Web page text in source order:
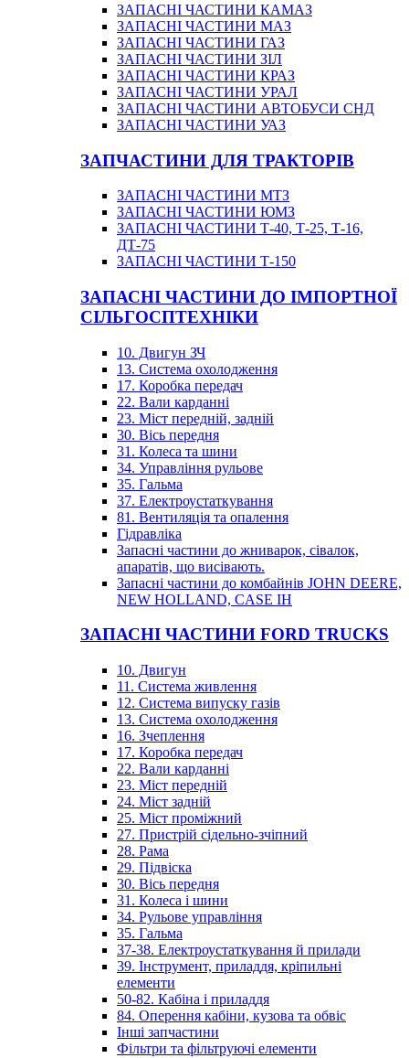
ЗАПАСНІ ЧАСТИНИ КАМАЗ
ЗАПАСНІ ЧАСТИНИ МАЗ
ЗАПАСНІ ЧАСТИНИ ГАЗ
ЗАПАСНІ ЧАСТИНИ ЗІЛ
ЗАПАСНІ ЧАСТИНИ КРАЗ
ЗАПАСНІ ЧАСТИНИ УРАЛ
ЗАПАСНІ ЧАСТИНИ АВТОБУСИ СНД
ЗАПАСНІ ЧАСТИНИ УАЗ
ЗАПЧАСТИНИ ДЛЯ ТРАКТОРІВ
ЗАПАСНІ ЧАСТИНИ МТЗ
ЗАПАСНІ ЧАСТИНИ ЮМЗ
ЗАПАСНІ ЧАСТИНИ Т-40, Т-25, Т-16,
ДТ-75
ЗАПАСНІ ЧАСТИНИ Т-150
ЗАПАСНІ ЧАСТИНИ ДО ІМПОРТНОЇ
СІЛЬГОСПТЕХНІКИ
10. Двигун ЗЧ
13. Система охолодження
17. Коробка передач
22. Вали карданні
23. Міст передній, задній
30. Вісь передня
31. Колеса та шини
34. Управління рульове
35. Гальма
37. Електроустаткування
81. Вентиляція та опалення
Гідравліка
Запасні частини до жниварок, сівалок,
апаратів, що висівають.
Запасні частини до комбайнів JOHN DEERE,
NEW HOLLAND, CASE IH
ЗАПАСНІ ЧАСТИНИ FORD TRUCKS
10. Двигун
11. Система живлення
12. Система випуску газів
13. Система охолодження
16. Зчеплення
17. Коробка передач
22. Вали карданні
23. Міст передній
24. Міст задній
25. Міст проміжний
27. Пристрій сідельно-зчіпний
28. Рама
29. Підвіска
30. Вісь передня
31. Колеса і шини
34. Рульове управління
35. Гальма
37-38. Електроустаткування й прилади
39. Інструмент, приладдя, кріпильні
елементи
50-82. Кабіна і приладдя
84. Оперення кабіни, кузова та обвіс
Інші запчастини
Фільтри та фільтруючі елементи